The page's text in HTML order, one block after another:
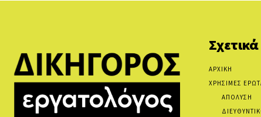
ΑΡΧΙΚΗ
ΧΡΗΣΙΜΕΣ
ΑΠΟΛΥΣΗ